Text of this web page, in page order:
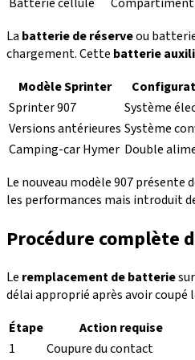
La batterie de réserveou
chargement. Cette batterie
Modèle Sprinter
Sprinter 907
Système
Versions antérieures Système
Camping-car Hymer Double
Le nouveau modèle 907
les performances mais introduit
Procédure complète
Le remplacement de batterie
délai approprié après avoir
Étape
Action requise
1
Coupure du contact